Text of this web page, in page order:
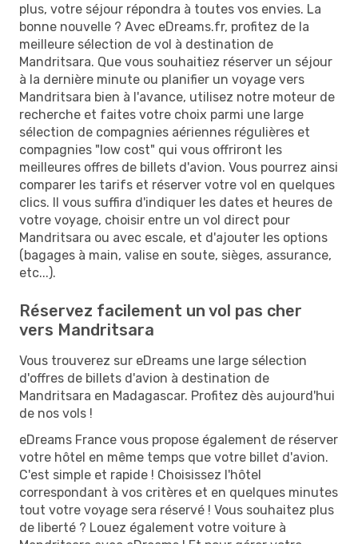
plus, votre séjour répondra à toutes vos envies. La
bonne nouvelle ? Avec eDreams.fr, profitez de la
meilleure sélection de vol à destination de
Mandritsara. Que vous souhaitiez réserver un séjour
à la dernière minute ou planifier un voyage vers
Mandritsara bien à l'avance, utilisez notre moteur de
recherche et faites votre choix parmi une large
sélection de compagnies aériennes régulières et
compagnies "low cost" qui vous offriront les
meilleures offres de billets d'avion. Vous pourrez ainsi
comparer les tarifs et réserver votre vol en quelques
clics. Il vous suffira d'indiquer les dates et heures de
votre voyage, choisir entre un vol direct pour
Mandritsara ou avec escale, et d'ajouter les options
(bagages à main, valise en soute, sièges, assurance,
etc...).
Réservez facilement un vol pas cher
vers Mandritsara
Vous trouverez sur eDreams une large sélection
d'offres de billets d'avion à destination de
Mandritsara en Madagascar. Profitez dès aujourd'hui
de nos vols !
eDreams France vous propose également de réserver
votre hôtel en même temps que votre billet d'avion.
C'est simple et rapide ! Choisissez l'hôtel
correspondant à vos critères et en quelques minutes
tout votre voyage sera réservé ! Vous souhaitez plus
de liberté ? Louez également votre voiture à